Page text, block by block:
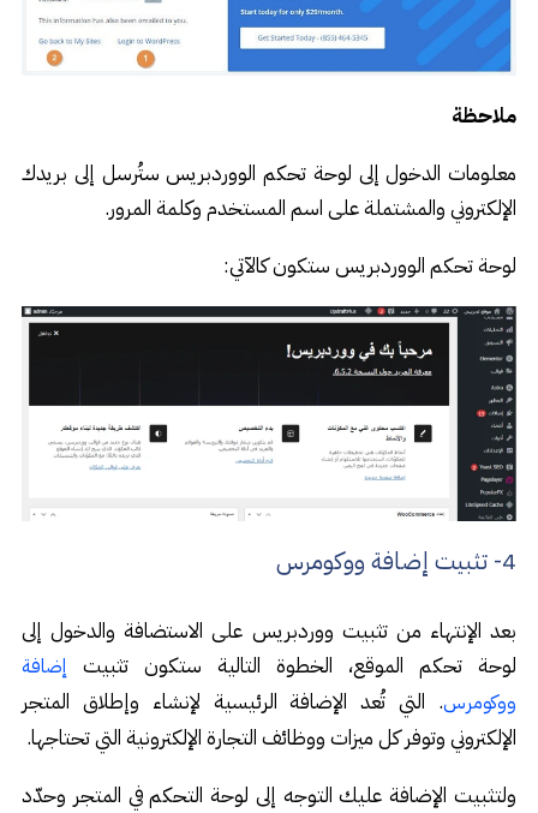
ملاحظة
معلومات الدخول إلى لوحة تحكم الووردبريس ستُرسل إلى بريدك
الإلكتروني والمشتملة على اسم المستخدم وكلمة المرور.
لوحة تحكم الووردبريس ستكون كالآتي:
4- تثبيت إضافة ووكومرس
بعد الإنتهاء من تثبيت ووردبريس على الاستضافة والدخول إلى
لوحة تحكم الموقع، الخطوة التالية ستكون تثبيت
إضافة
ووكومرس. التي تُعد الإضافة الرئيسية لإنشاء وإطلاق المتجر
الإلكتروني وتوفر كل ميزات ووظائف التجارة الإلكترونية التي تحتاجها.
ولتثبيت الإضافة عليك التوجه إلى لوحة التحكم في المتجر وحدّد